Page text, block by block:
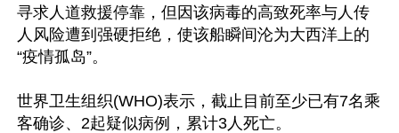
寻求人道救援停靠，但因该病毒的高致死率与人传
人风险遭到强硬拒绝，使该船瞬间沦为大西洋上的
“疫情孤岛”。
世界卫生组织(WHO)表示，截止目前至少已有7名乘
客确诊、2起疑似病例，累计3人死亡。